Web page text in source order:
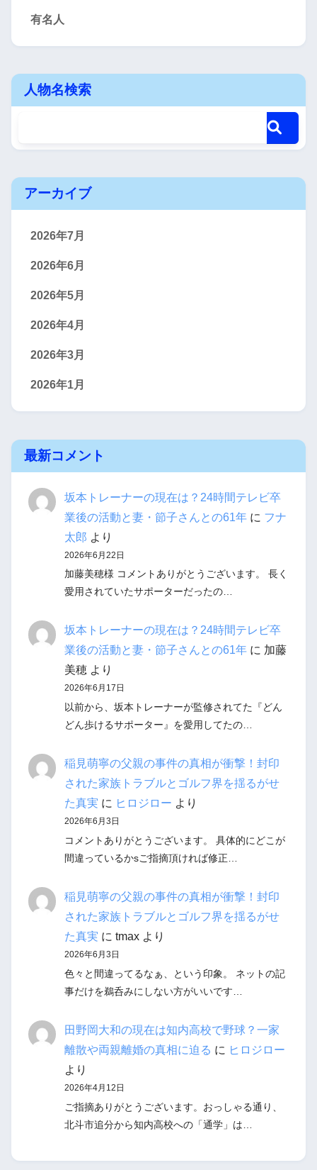
有名人
人物名検索
アーカイブ
2026年7月
2026年6月
2026年5月
2026年4月
2026年3月
2026年1月
最新コメント
坂本トレーナーの現在は？24時間テレビ卒
業後の活動と妻・節子さんとの61年に フナ
太郎 より
2026年6月22日
加藤美穂様 コメントありがとうございます。 長く
愛用されていたサポーターだったの…
坂本トレーナーの現在は？24時間テレビ卒
業後の活動と妻・節子さんとの61年に 加藤
美穂より
2026年6月17日
以前から、坂本トレーナーが監修されてた『どん
どん歩けるサポーター』を愛用してたの…
稲見萌寧の父親の事件の真相が衝撃！封印
された家族トラブルとゴルフ界を揺るがせ
た真実 に ヒロジロー より
2026年6月3日
コメントありがとうございます。 具体的にどこが
間違っているかsご指摘頂ければ修正…
稲見萌寧の父親の事件の真相が衝撃！封印
された家族トラブルとゴルフ界を揺るがせ
た真実 に tmaxより
2026年6月3日
色々と間違ってるなぁ、という印象。 ネットの記
事だけを鵜呑みにしない方がいいです…
田野岡大和の現在は知内高校で野球？一家
離散や両親離婚の真相に迫る に ヒロジロー
より
2026年4月12日
ご指摘ありがとうございます。おっしゃる通り、
北斗市追分から知内高校への「通学」は…